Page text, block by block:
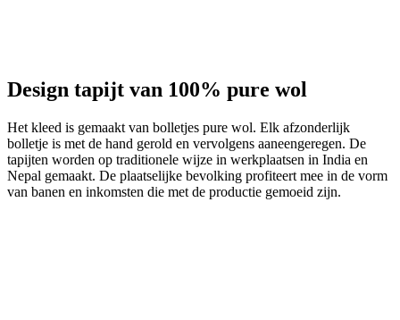
Design tapijt van 100% pure wol
Het kleed is gemaakt van bolletjes pure wol. Elk afzonderlijk
bolletje is met de hand gerold en vervolgens aaneengeregen. De
tapijten worden op traditionele wijze in werkplaatsen in India en
Nepal gemaakt. De plaatselijke bevolking profiteert mee in de vorm
van banen en inkomsten die met de productie gemoeid zijn.